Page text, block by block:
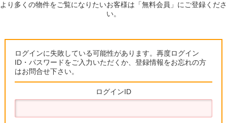
より多くの物件をご覧になりたいお客様は「無料会員」にご登録くださ
い。
ログインに失敗している可能性があります。再度ログイン
ID・パスワードをご入力いただくか、登録情報をお忘れの方
はお問合せ下さい。
ログインID